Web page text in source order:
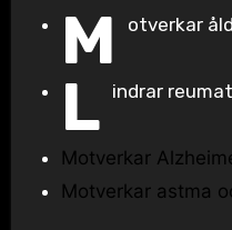
M otverkar
L indrar
Motverkar
Motverkar astma